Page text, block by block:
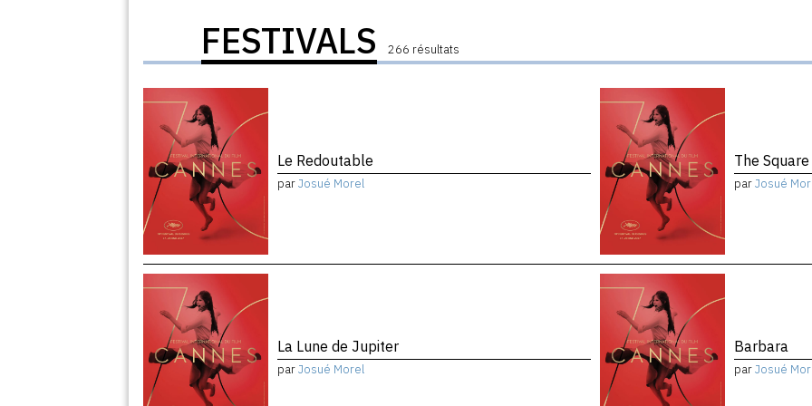
FESTIVALS 266 résultats
Le Redoutable
parJosué Morel
The Square
parJosué
La Lune de Jupiter
parJosué Morel
Barbara
parJosué